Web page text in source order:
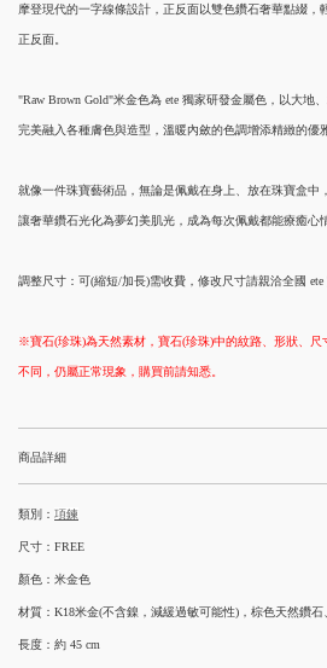
摩登現代的一字線條設計，正反面以雙色鑽石奢華點綴，
正反面。
"Raw Brown Gold"米金色為 ete 獨家研發金屬色，以大地
完美融入各種膚色與造型，溫暖內斂的色調增添精緻的優
就像一件珠寶藝術品，無論是佩戴在身上、放在珠寶盒中
讓奢華鑽石光化為夢幻美肌光，成為每次佩戴都能療癒心
調整尺寸：可(縮短/加長)需收費，修改尺寸請親洽全國 ete
※寶石(珍珠)為天然素材，寶石(珍珠)中的紋路、形狀、
不同，仍屬正常現象，購買前請知悉。
商品詳細
類別： 項鍊
尺寸：FREE
顏色：米金色
材質：K18米金(不含鎳，減緩過敏可能性)，棕色天然鑽
長度：約 45 cm